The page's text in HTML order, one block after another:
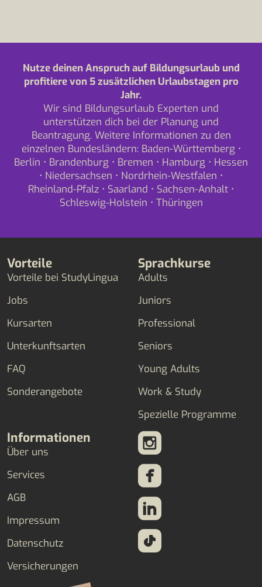
Nutze deinen Anspruch auf Bildungsurlaub und
profitiere von 5 zusätzlichen Urlaubstagen pro
Jahr.
Wir sind Bildungsurlaub Experten und
unterstützen dich bei der Planung und
Beantragung. Weitere Informationen zu den
einzelnen Bundesländern: Baden-Württemberg•
Berlin • Brandenburg • Bremen • Hamburg • Hessen
• Niedersachsen • Nordrhein-Westfalen •
Rheinland-Pfalz • Saarland • Sachsen-Anhalt •
Schleswig-Holstein • Thüringen
Vorteile
Vorteile bei StudyLingua
Jobs
Kursarten
Unterkunftsarten
FAQ
Sonderangebote
Sprachkurse
Adults
Juniors
Professional
Seniors
Young Adults
Work & Study
Spezielle Programme
Informationen
Über uns
Services
AGB
Impressum
Datenschutz
Versicherungen